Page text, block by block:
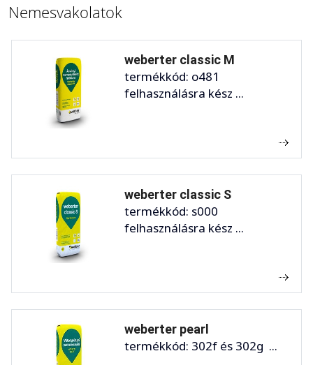
Nemesvakolatok
weberter classic M
termékkód: o481
felhasználásra kész ...
weberter classic S
termékkód: s000
felhasználásra kész ...
weberter pearl
termékkód: 302f és 302g ...